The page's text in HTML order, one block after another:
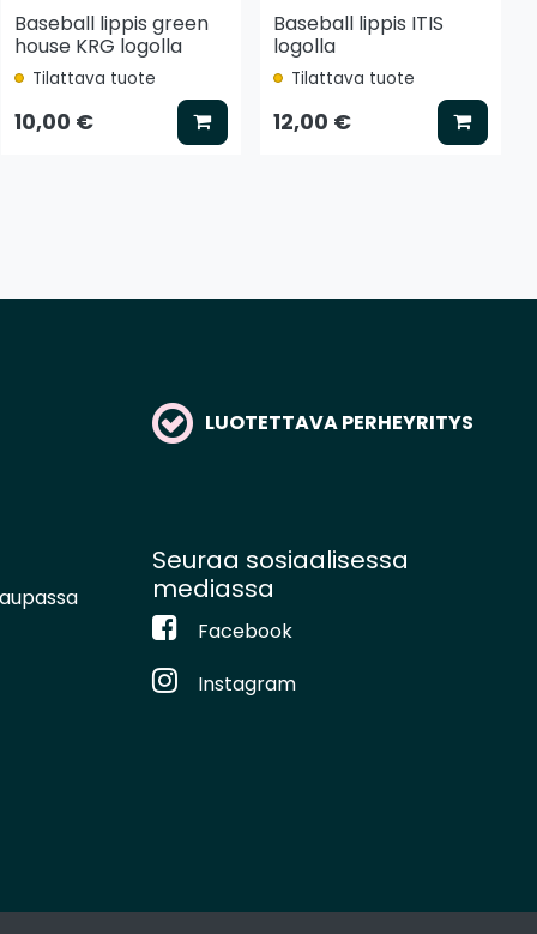
vaihtoehto
Baseball lippis green
house KRG logolla
Tilattava tuote
10,00 € Lisää koriin
Baseball lippis ITIS
logolla
Tilattava tuote
12,00 € Lisää
LUOTETTAVA PERHEYRITYS
Seuraa sosiaalisessa
mediassa
Facebook
Instagram